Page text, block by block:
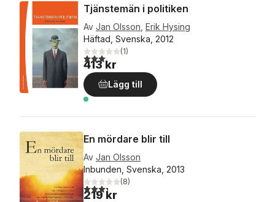
Tjänstemän i politiken
Av Jan Olsson Erik Hysing
Häftad, Svenska, 2012
3,0utav 5 stjärnor. Totalt antal röster:
(1)
413 kr
Lägg till
En mördare blir till
Av Jan Olsson
Inbunden, Svenska, 2013
3,3utav 5 stjärnor. Totalt antal röster:
(8)
219 kr